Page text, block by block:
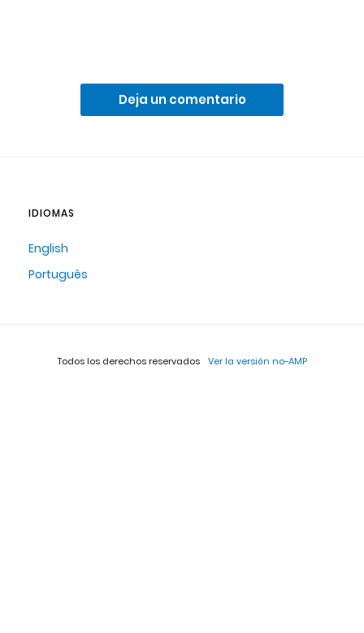
Deja un comentario
IDIOMAS
English
Português
Todos los derechos reservados Ver la versión no-AMP